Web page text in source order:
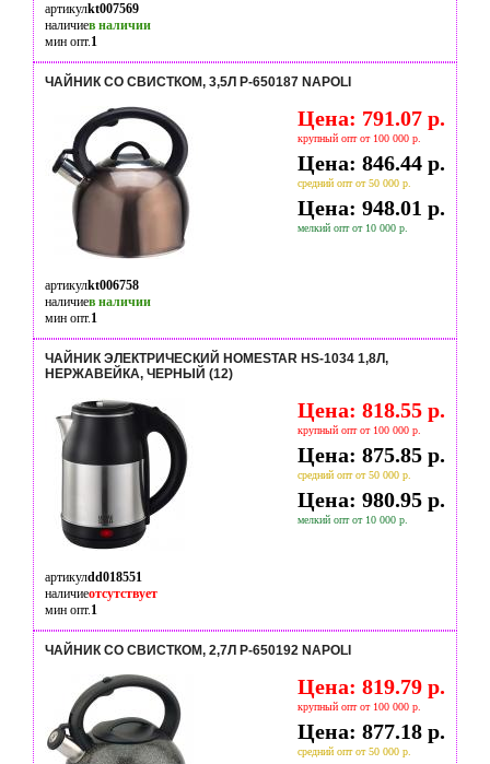
артикулkt007569
наличиев наличии
мин опт.1
ЧАЙНИК СО СВИСТКОМ, 3,5Л P-650187 NAPOLI
Цена: 791.07 р.
крупный опт от 100 000 р.
Цена: 846.44 р.
средний опт от 50 000 р.
Цена: 948.01 р.
мелкий опт от 10 000 р.
артикулkt006758
наличиев наличии
мин опт.1
ЧАЙНИК ЭЛЕКТРИЧЕСКИЙ HOMESTAR HS-1034 1,8Л,
НЕРЖАВЕЙКА, ЧЕРНЫЙ (12)
Цена: 818.55 р.
крупный опт от 100 000 р.
Цена: 875.85 р.
средний опт от 50 000 р.
Цена: 980.95 р.
мелкий опт от 10 000 р.
артикулdd018551
наличиеотсутствует
мин опт.1
ЧАЙНИК СО СВИСТКОМ, 2,7Л P-650192 NAPOLI
Цена: 819.79 р.
крупный опт от 100 000 р.
Цена: 877.18 р.
средний опт от 50 000 р.